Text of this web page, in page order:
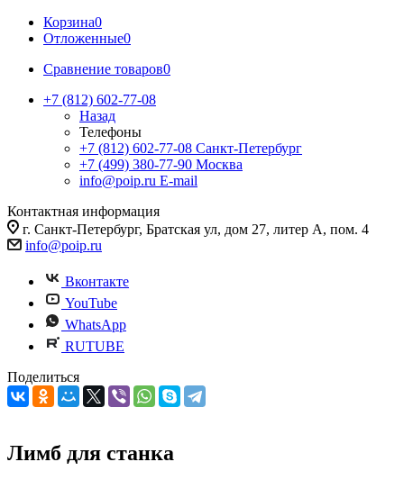
Корзина0
Отложенные0
Сравнение товаров0
+7 (812) 602-77-08
Назад
Телефоны
+7 (812) 602-77-08 Санкт-Петербург
+7 (499) 380-77-90 Москва
info@poip.ru E-mail
Контактная информация
г. Санкт-Петербург, Братская ул, дом 27, литер А, пом. 4
info@poip.ru
Вконтакте
YouTube
WhatsApp
RUTUBE
Поделиться
Лимб для станка